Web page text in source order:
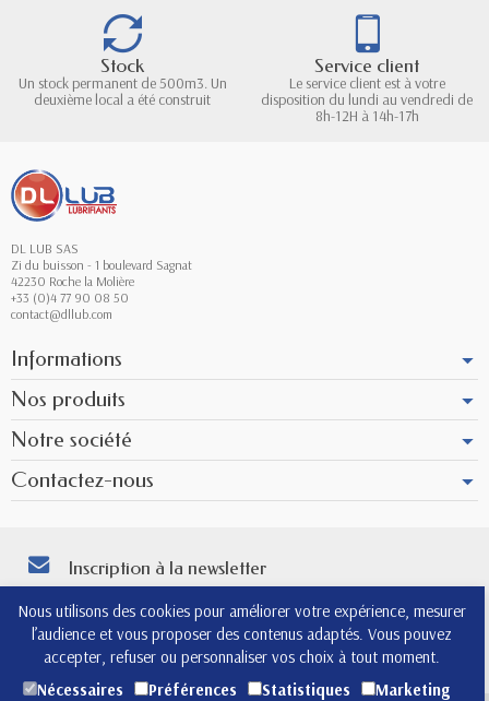
Nous utilisons des cookies pour améliorer votre expérience, mesurer
l’audience et vous proposer des contenus adaptés. Vous pouvez
accepter, refuser ou personnaliser vos choix à tout moment.
Nécessaires
Préférences Statistiques Marketing
Stock
Un stock permanent de 500m3. Un
deuxième local a été construit
Service client
Le service client est à votre
disposition du lundi au vendredi de
8h-12H à 14h-17h
DL LUB SAS
Zi du buisson - 1 boulevard Sagnat
42230 Roche la Molière
+33 (0)4 77 90 08 50
contact@dllub.com
Informations
Nos produits
Notre société
Contactez-nous
Inscription à la newsletter
informations de contact dans les conditions d'utilisation du site.
4.8